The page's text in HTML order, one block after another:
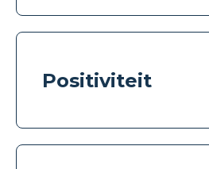
Positiviteit